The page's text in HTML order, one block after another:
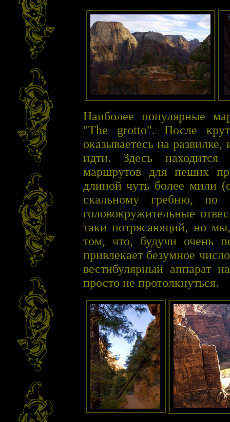
Наиболее популярные
"The grotto". После
оказываетесь на
идти. Здесь
маршрутов для пеших
длиной чуть более мили
скальному гребню, по
головокружительные
таки потрясающий, но
том, что, будучи очень
привлекает безумное
вестибулярный аппарат
просто не протолкнуться.